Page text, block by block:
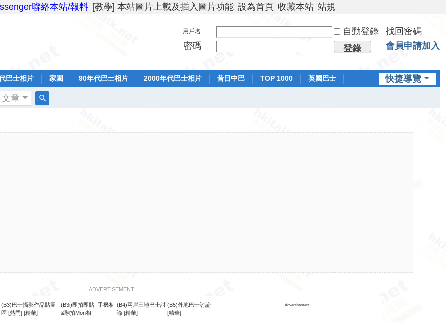
聯絡本站/報料 [教學] 本站圖片上載及插入圖片功能 設為首頁 收藏本站 站規
用戶名 自動登錄
找回密碼
密碼
登錄 會員申請加入
快捷導覽
巴士相片 家園 90年代巴士相片 2000年代巴士相片 昔日中巴 TOP 1000
英國巴士
文章
ADVERTISEMENT
(B3)巴士攝影作品貼圖
區 [熱門] [精華]
(B3i)即拍即貼 -手機相
&翻拍Mon相
(B4)兩岸三地巴士討
論 [精華]
(B5)外地巴士討論
[精華]
Advertisement